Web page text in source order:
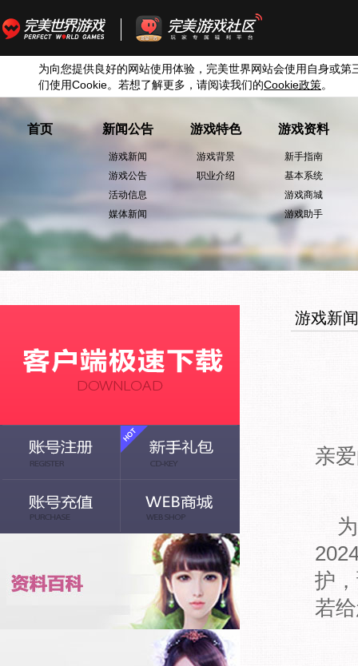
为向您提供良好的网站使用体验，完美世界网站会使用自身或第
们使用Cookie。若想了解更多，请阅读我们的Cookie政策。
首页 新闻公告
游戏新闻
游戏公告
活动信息
媒体新闻
游戏特色
游戏背景
职业介绍
游戏资料
新手指南
基本系统
游戏商城
游戏助手
游戏新闻
亲
护
若